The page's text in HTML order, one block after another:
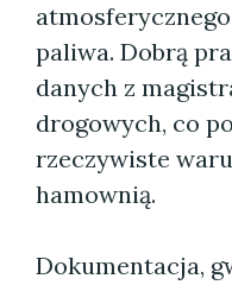
paliwa. Dobrą
danych z
drogowych, co
rzeczywiste
hamownią.
Dokumentacja,